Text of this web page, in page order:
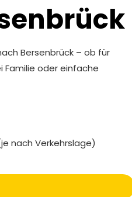
Bersenbrück – ob für
Familie oder einfache
nach Verkehrslage)